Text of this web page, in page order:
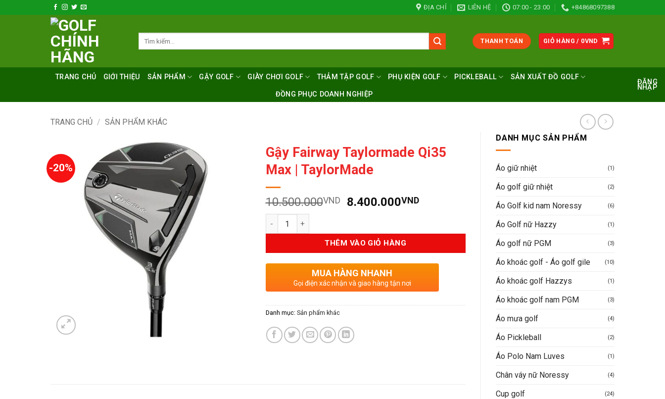
qua
ĐỊA CHỈ LIÊN HỆ 07:00 - 23:00 +84868097388
THANH TOÁN GIỎ HÀNG / 0VND
TRANG CHỦ GIỚI THIỆU SẢN PHẨM GẬY GOLF GIÀY CHƠI GOLF THẢM TẬP GOLF PHỤ KIỆN GOLF PICKLEBALL SẢN XUẤT ĐỒ GOLF
ĐỒNG PHỤC DOANH NGHIỆP
ĐĂNG
NHẬP
TRANG CHỦ / SẢN PHẨM KHÁC
DANH MỤC SẢN PHẨM
Áo giữ nhiệt (1)
Áo golf giữ nhiệt (2)
Áo Golf kid nam Noressy (6)
Áo Golf nữ Hazzy (1)
Áo golf nữ PGM (3)
Áo khoác golf - Áo golf gile (10)
Áo khoác golf Hazzys (1)
Áo khoác golf nam PGM (3)
Áo mưa golf (4)
Áo Pickleball (2)
Áo Polo Nam Luves (1)
Chân váy nữ Noressy (4)
Cup golf (24)
-20%
Gậy Fairway Taylormade Qi35
Max | TaylorMade
10.500.000VND
Giá
10.500.000VND.
8.400.000VNDGiá
là:
8.400.000VND.
Số lượng
THÊM VÀO GIỎ HÀNG
MUA HÀNG NHANH
Gọi điện xác nhận và giao hàng tận nơi
Danh mục: Sản phẩm khác